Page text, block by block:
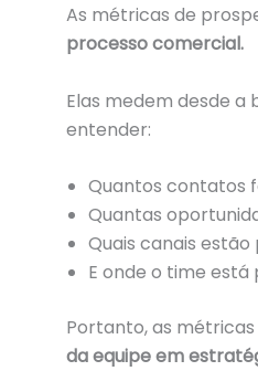
As métricas de
processo comercial.
Elas medem desde a
entender:
Quantos contatos
Quantas
Quais canais
E onde o time
Portanto, as
da equipe em